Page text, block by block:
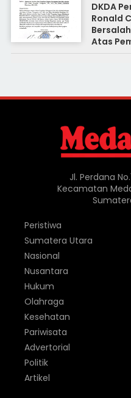
DKDA
Ronald
Atas
Jl. Perdana
Kecamatan
Peristiwa
Sumatera Utara
Nasional
Nusantara
Hukum
Olahraga
Kesehatan
Pariwisata
Advertorial
Politik
Artikel